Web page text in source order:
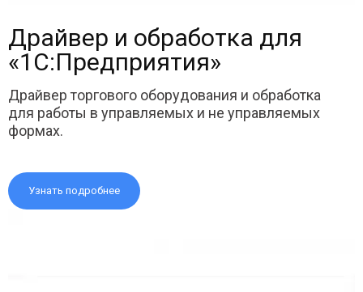
Драйвер и обработка для
«1С:Предприятия»
Драйвер торгового оборудования и обработка
для работы в управляемых и не управляемых
формах.
Узнать подробнее